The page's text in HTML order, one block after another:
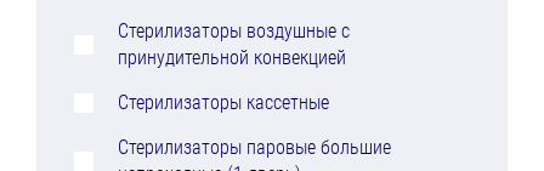
Стерилизаторы воздушные с
принудительной конвекцией
Стерилизаторы кассетные
Стерилизаторы паровые большие